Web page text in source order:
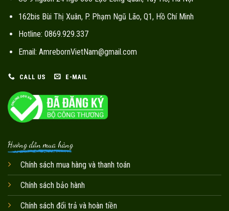
162bis Bùi Thị Xuân, P. Phạm Ngũ Lão, Q1, Hồ Chí Minh
Hotline: 0869.929.337
Email: AmrebornVietNam@gmail.com
CALL US E-MAIL
Hướng dẫn mua hàng
Chính sách mua hàng và thanh toán
Chính sách bảo hành
Chính sách đổi trả và hoàn tiền